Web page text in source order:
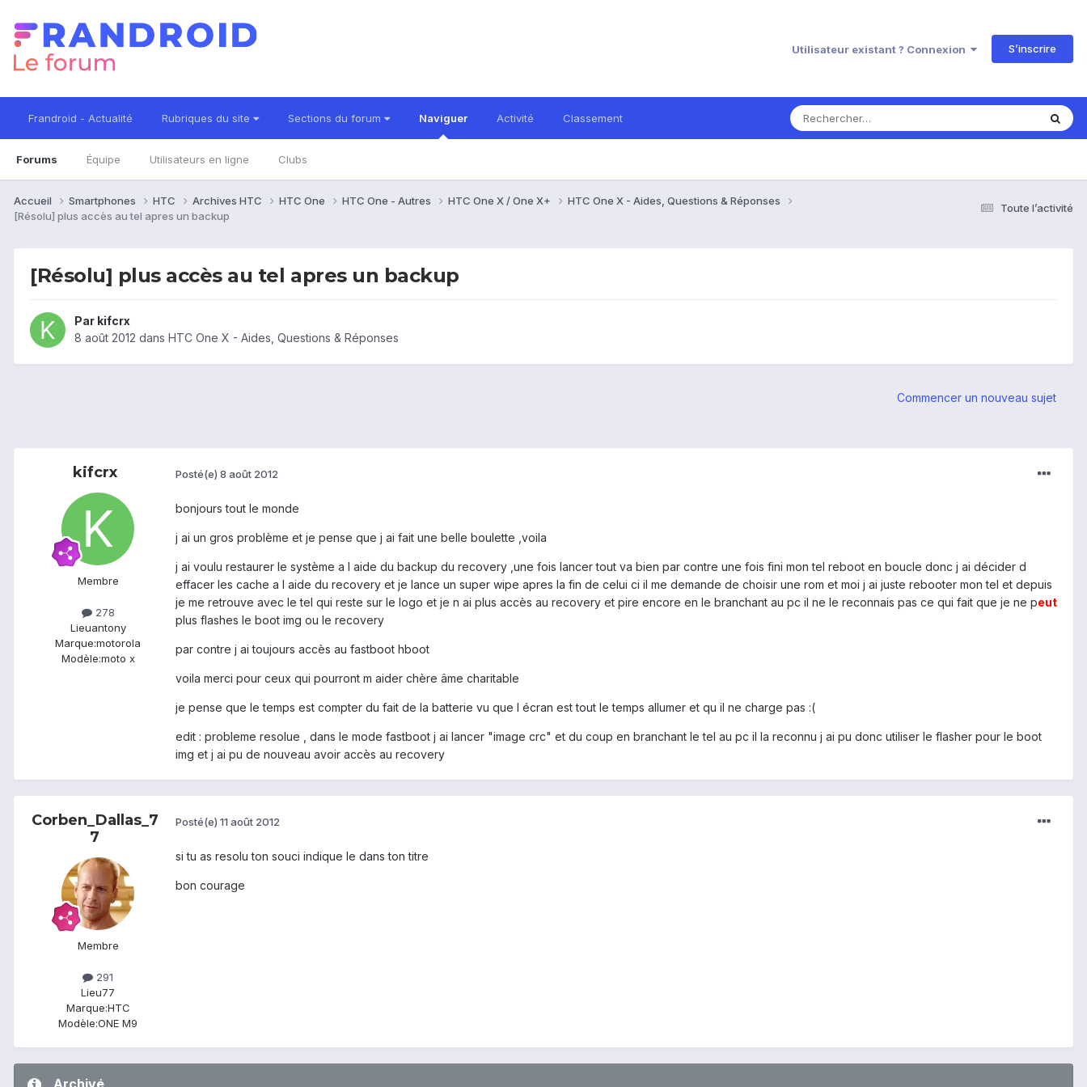
Utilisateur existant ? Connexion S’inscrire
Frandroid - Actualité Rubriques du site Sections du forum Naviguer
Forums Équipe Utilisateurs en ligne Clubs
Activité Classement
Toute l’activité
Accueil Smartphones HTC Archives HTC HTC One HTC One - Autres HTC One X / One X+
HTC One X - Aides, Questions & Réponses
[Résolu] plus accès au tel apres un backup
[Résolu] plus accès au tel apres un backup
Par kifcrx
8 août 2012 dans HTC One X - Aides, Questions & Réponses
Commencer un nouveau sujet
kifcrx
Membre
278
Lieuantony
Marque:motorola
Modèle:moto x
Posté(e) 8 août 2012
bonjours tout le monde
j ai un gros problème et je pense que j ai fait une belle boulette ,voila
j ai voulu restaurer le système a l aide du backup du recovery ,une fois lancer tout va bien par contre une fois fini mon tel reboot en boucle donc j ai décider d
effacer les cache a l aide du recovery et je lance un super wipe apres la fin de celui ci il me demande de choisir une rom et moi j ai juste rebooter mon tel et depuis
je me retrouve avec le tel qui reste sur le logo et je n ai plus accès au recovery et pire encore en le branchant au pc il ne le reconnais pas ce qui fait que je ne peut
plus flashes le boot img ou le recovery
par contre j ai toujours accès au fastboot hboot
voila merci pour ceux qui pourront m aider chère âme charitable
je pense que le temps est compter du fait de la batterie vu que l écran est tout le temps allumer et qu il ne charge pas :(
edit : probleme resolue , dans le mode fastboot j ai lancer "image crc" et du coup en branchant le tel au pc il la reconnu j ai pu donc utiliser le flasher pour le boot
img et j ai pu de nouveau avoir accès au recovery
Corben_Dallas_7
7
Membre
291
Lieu77
Marque:HTC
Modèle:ONE M9
Posté(e) 11 août 2012
si tu as resolu ton souci indique le dans ton titre
bon courage